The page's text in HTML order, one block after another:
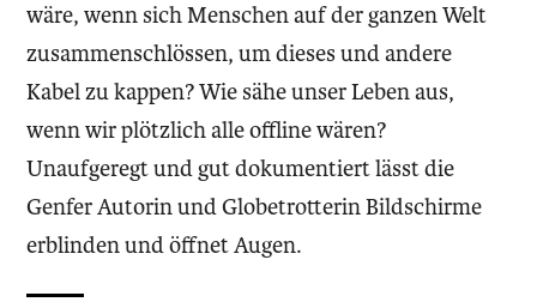
wäre, wenn sich Menschen auf der ganzen Welt
zusammenschlössen, um dieses und andere
Kabel zu kappen? Wie sähe unser Leben aus,
wenn wir plötzlich alle offline wären?
Unaufgeregt und gut dokumentiert lässt die
Genfer Autorin und Globetrotterin Bildschirme
erblinden und öffnet Augen.